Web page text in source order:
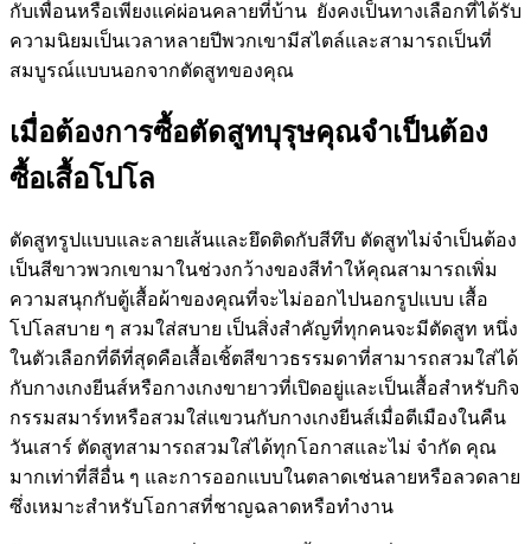
กับเพื่อนหรือเพียงแค่ผ่อนคลายที่บ้าน ยังคงเป็นทางเลือกที่ได้รับ
ความนิยมเป็นเวลาหลายปีพวกเขามีสไตล์และสามารถเป็นที่
สมบูรณ์แบบนอกจากตัดสูทของคุณ
เมื่อต้องการซื้อตัดสูทบุรุษคุณจำเป็นต้อง
ซื้อเสื้อโปโล
ตัดสูทรูปแบบและลายเส้นและยึดติดกับสีทึบ ตัดสูทไม่จำเป็นต้อง
เป็นสีขาวพวกเขามาในช่วงกว้างของสีทำให้คุณสามารถเพิ่ม
ความสนุกกับตู้เสื้อผ้าของคุณที่จะไม่ออกไปนอกรูปแบบ เสื้อ
โปโลสบาย ๆ สวมใส่สบาย เป็นสิ่งสำคัญที่ทุกคนจะมีตัดสูท หนึ่ง
ในตัวเลือกที่ดีที่สุดคือเสื้อเชิ้ตสีขาวธรรมดาที่สามารถสวมใส่ได้
กับกางเกงยีนส์หรือกางเกงขายาวที่เปิดอยู่และเป็นเสื้อสำหรับกิจ
กรรมสมาร์ทหรือสวมใส่แขวนกับกางเกงยีนส์เมื่อตีเมืองในคืน
วันเสาร์ ตัดสูทสามารถสวมใส่ได้ทุกโอกาสและไม่ จำกัด คุณ
มากเท่าที่สีอื่น ๆ และการออกแบบในตลาดเช่นลายหรือลวดลาย
ซึ่งเหมาะสำหรับโอกาสที่ชาญฉลาดหรือทำงาน